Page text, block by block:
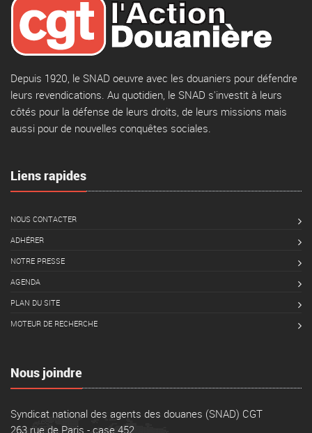
Depuis 1920, le SNAD oeuvre avec les douaniers pour défendre
leurs revendications. Au quotidien, le SNAD s'investit à leurs
côtés pour la défense de leurs droits, de leurs missions mais
aussi pour de nouvelles conquêtes sociales.
Liens rapides
NOUS CONTACTER
ADHÉRER
NOTRE PRESSE
AGENDA
PLAN DU SITE
MOTEUR DE RECHERCHE
Nous joindre
Syndicat national des agents des douanes (SNAD) CGT
263 rue de Paris - case 452